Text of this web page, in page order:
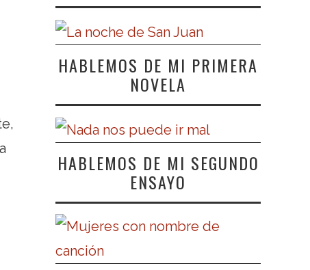
HABLEMOS DE MI PRIMERA
NOVELA
HABLEMOS DE MI SEGUNDO
ENSAYO